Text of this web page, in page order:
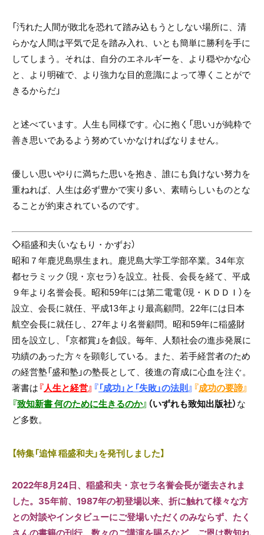
「汚れた人間が敗北を恐れて踏み込もうとしない場所に、清
らかな人間は平気で足を踏み入れ、いとも簡単に勝利を手に
してしまう。それは、自分のエネルギーを、より穏やかな心
と、より明確で、より強力な目的意識によって導くことがで
きるからだ」
と述べています。人生も同様です。心に抱く「思い」が純粋で
善き思いであるよう努めていかなければなりません。
優しい思いやりに満ちた思いを抱き、誰にも負けない努力を
重ねれば、人生は必ず豊かで実り多い、素晴らしいものとな
ることが約束されているのです。
◇稲盛和夫（いなもり・かずお）
昭和７年鹿児島県生まれ。鹿児島大学工学部卒業。34年京
都セラミック（現・京セラ）を設立。社長、会長を経て、平成
９年より名誉会長。昭和59年には第二電電（現・ＫＤＤＩ）を
設立、会長に就任、平成13年より最高顧問。22年には日本
航空会長に就任し、27年より名誉顧問。昭和59年に稲盛財
団を設立し、「京都賞」を創設。毎年、人類社会の進歩発展に
功績のあった方々を顕彰している。また、若手経営者のため
の経営塾「盛和塾」の塾長として、後進の育成に心血を注ぐ。
著書は『人生と経営』 『「成功」と「失敗」の法則』 『成功の要諦』
『致知新書 何のために生きるのか』 （いずれも致知出版社）な
ど多数。
【特集「追悼 稲盛和夫」を発刊しました】
2022年8月24日、稲盛和夫・京セラ名誉会長が逝去されま
した。35年前、1987年の初登場以来、折に触れて様々な方
との対談やインタビューにご登場いただくのみならず、たく